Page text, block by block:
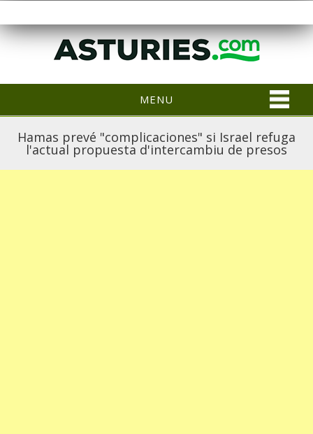
MENU
Hamas prevé "complicaciones" si Israel refuga
l'actual propuesta d'intercambiu de presos